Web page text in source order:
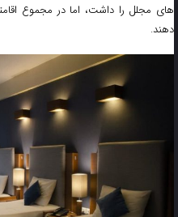
های مجلل را داشت، اما در مجموع
دهند.